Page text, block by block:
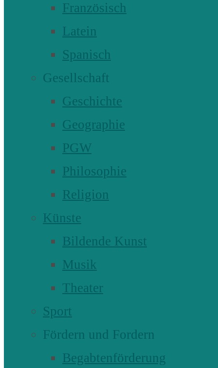
Französisch
Latein
Spanisch
Gesellschaft
Geschichte
Geographie
PGW
Philosophie
Religion
Künste
Bildende Kunst
Musik
Theater
Sport
Fördern und Fordern
Begabtenförderung